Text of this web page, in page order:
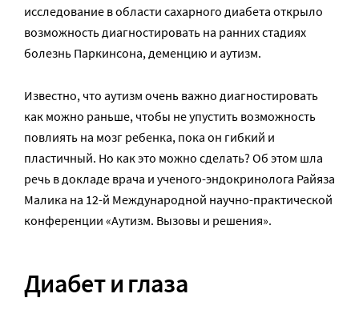
исследование в области сахарного диабета открыло
возможность диагностировать на ранних стадиях
болезнь Паркинсона, деменцию и аутизм.
Известно, что аутизм очень важно диагностировать
как можно раньше, чтобы не упустить возможность
повлиять на мозг ребенка, пока он гибкий и
пластичный. Но как это можно сделать? Об этом шла
речь в докладе врача и ученого-эндокринолога Райяза
Малика на 12-й Международной научно-практической
конференции «Аутизм. Вызовы и решения».
Диабет и глаза